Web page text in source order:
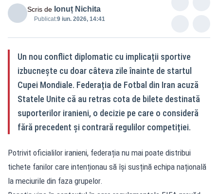
Scris de Ionuț Nichita
Publicat:9 iun. 2026, 14:41
Un nou conflict diplomatic cu implicații sportive
izbucnește cu doar câteva zile înainte de startul
Cupei Mondiale. Federația de Fotbal din Iran acuză
Statele Unite că au retras cota de bilete destinată
suporterilor iranieni, o decizie pe care o consideră
fără precedent și contrară regulilor competiției.
Potrivit oficialilor iranieni, federația nu mai poate distribui
tichete fanilor care intenționau să își susțină echipa națională
la meciurile din faza grupelor.